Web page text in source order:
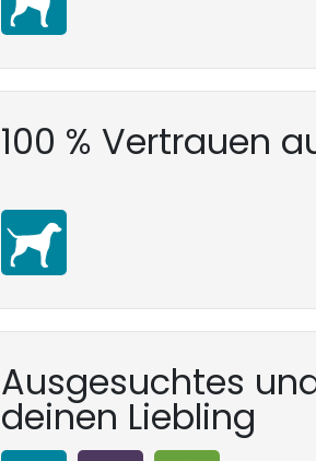
100 % Vertrauen
Ausgesuchtes
deinen Liebling